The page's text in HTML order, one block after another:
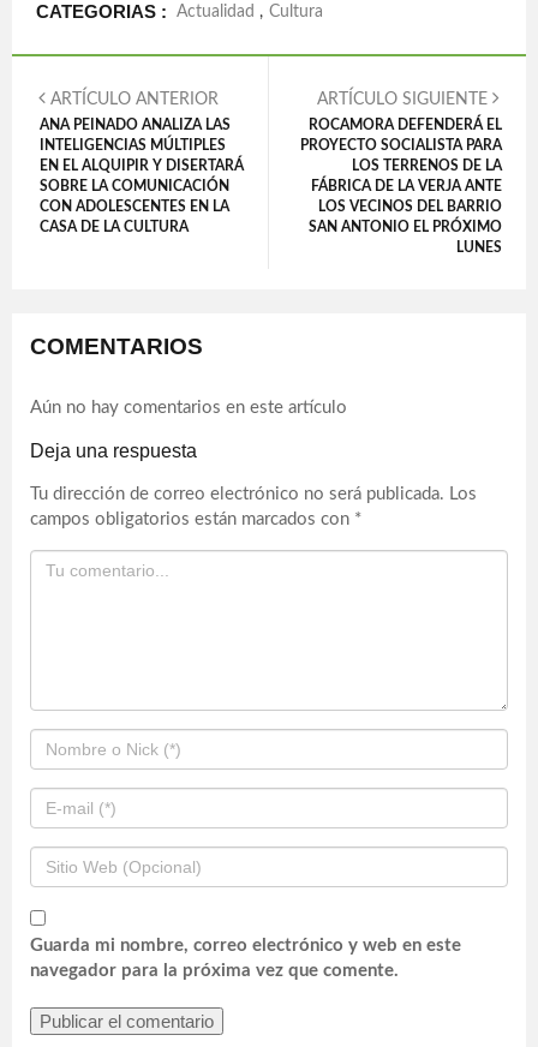
CATEGORIAS : Actualidad , Cultura
ARTÍCULO ANTERIOR
ANA PEINADO ANALIZA LAS
INTELIGENCIAS MÚLTIPLES
EN EL ALQUIPIR Y DISERTARÁ
SOBRE LA COMUNICACIÓN
CON ADOLESCENTES EN LA
CASA DE LA CULTURA
ARTÍCULO SIGUIENTE
ROCAMORA DEFENDERÁ EL
PROYECTO SOCIALISTA PARA
LOS TERRENOS DE LA
FÁBRICA DE LA VERJA ANTE
LOS VECINOS DEL BARRIO
SAN ANTONIO EL PRÓXIMO
LUNES
COMENTARIOS
Aún no hay comentarios en este artículo
Deja una respuesta
Tu dirección de correo electrónico no será publicada. Los
campos obligatorios están marcados con *
Guarda mi nombre, correo electrónico y web en este
navegador para la próxima vez que comente.